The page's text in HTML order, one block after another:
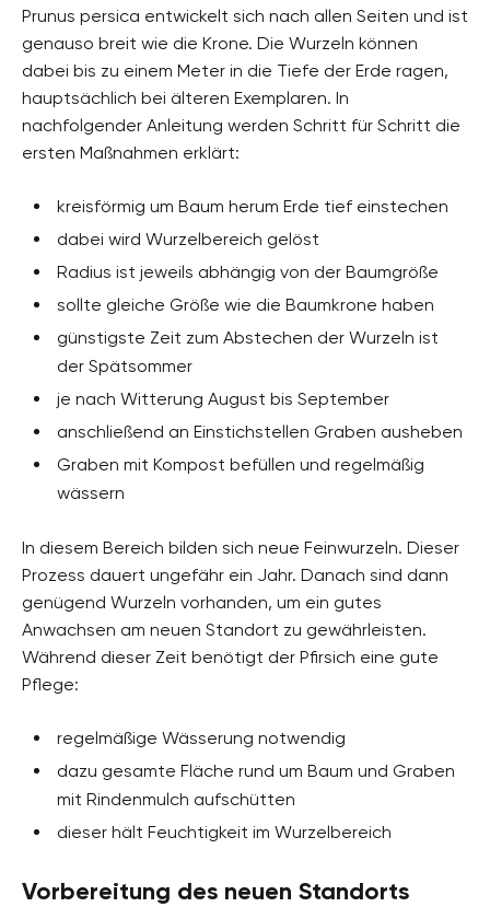
Prunus persica entwickelt sich nach allen Seiten und ist
genauso breit wie die Krone. Die Wurzeln können
dabei bis zu einem Meter in die Tiefe der Erde ragen,
hauptsächlich bei älteren Exemplaren. In
nachfolgender Anleitung werden Schritt für Schritt die
ersten Maßnahmen erklärt:
kreisförmig um Baum herum Erde tief einstechen
dabei wird Wurzelbereich gelöst
Radius ist jeweils abhängig von der Baumgröße
sollte gleiche Größe wie die Baumkrone haben
günstigste Zeit zum Abstechen der Wurzeln ist
der Spätsommer
je nach Witterung August bis September
anschließend an Einstichstellen Graben ausheben
Graben mit Kompost befüllen und regelmäßig
wässern
In diesem Bereich bilden sich neue Feinwurzeln. Dieser
Prozess dauert ungefähr ein Jahr. Danach sind dann
genügend Wurzeln vorhanden, um ein gutes
Anwachsen am neuen Standort zu gewährleisten.
Während dieser Zeit benötigt der Pfirsich eine gute
Pflege:
regelmäßige Wässerung notwendig
dazu gesamte Fläche rund um Baum und Graben
mit Rindenmulch aufschütten
dieser hält Feuchtigkeit im Wurzelbereich
Vorbereitung des neuen Standorts